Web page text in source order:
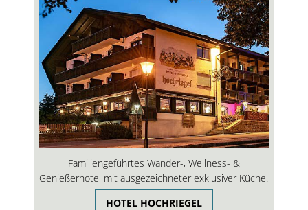
Familiengeführtes Wander-, Wellness- &
Genießerhotel mit ausgezeichneter exklusiver Küche.
HOTEL HOCHRIEGEL